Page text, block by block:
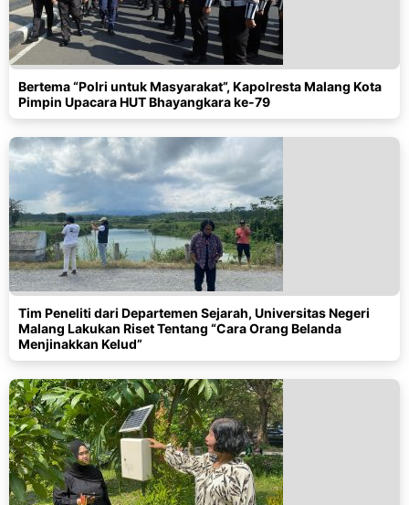
Bertema “Polri untuk Masyarakat”, Kapolresta Malang Kota
Pimpin Upacara HUT Bhayangkara ke-79
Tim Peneliti dari Departemen Sejarah, Universitas Negeri
Malang Lakukan Riset Tentang “Cara Orang Belanda
Menjinakkan Kelud”